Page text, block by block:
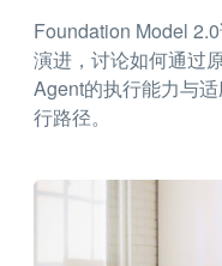
Foundation Model
演进，讨论如何通过
Agent的执行能力与
行路径。